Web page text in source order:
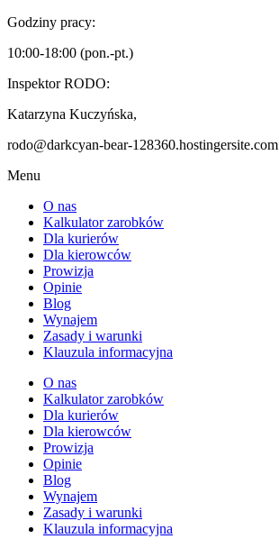
Godziny pracy:
10:00-18:00 (pon.-pt.)
Inspektor RODO:
Katarzyna Kuczyńska,
rodo@darkcyan-bear-128360.hostingersite.com
Menu
O nas
Kalkulator zarobków
Dla kurierów
Dla kierowców
Prowizja
Opinie
Blog
Wynajem
Zasady i warunki
Klauzula informacyjna
O nas
Kalkulator zarobków
Dla kurierów
Dla kierowców
Prowizja
Opinie
Blog
Wynajem
Zasady i warunki
Klauzula informacyjna